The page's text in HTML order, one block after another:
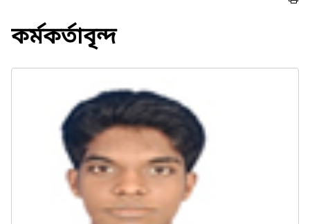
কর্মকর্তাবৃন্দ